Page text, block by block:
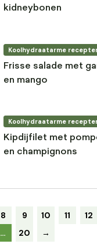
kidneybonen
Koolhydraatarme
Frisse salade met
en mango
Koolhydraatarme
Kipdijfilet met
en champignons
8 9 10 11 12
… 20 →